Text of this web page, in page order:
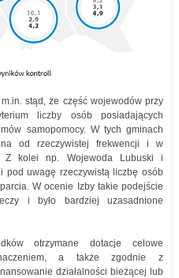
stąd, że część wojewodów przy
liczby osób posiadających
samopomocy. W tych gminach
od rzeczywistej frekwencji i w
Z kolei np. Wojewoda Lubuski i
pod uwagę rzeczywistą liczbę osób
W ocenie Izby takie podejście
i było bardziej uzasadnione
otrzymane dotacje celowe
a także zgodnie z
działalności bieżącej lub